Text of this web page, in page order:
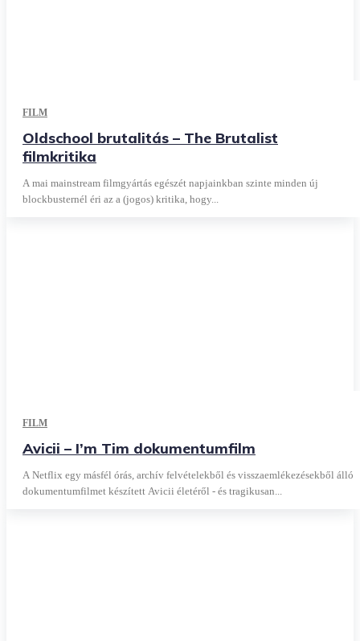
FILM
Oldschool brutalitás – The Brutalist
filmkritika
A mai mainstream filmgyártás egészét napjainkban szinte minden új
blockbusternél éri az a (jogos) kritika, hogy...
FILM
Avicii – I’m Tim dokumentumfilm
A Netflix egy másfél órás, archív felvételekből és visszaemlékezésekből álló
dokumentumfilmet készített Avicii életéről - és tragikusan...